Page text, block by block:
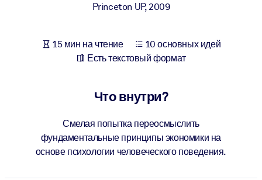
использованию бизнес-знаниями.
Используйте надежные структурированные знания для
результатов ваших ИИ-систем.
Princeton UP,2009
15 мин на чтение
10 основных идей
Есть текстовый формат
Что внутри?
Смелая попытка переосмыслить
фундаментальные принципы экономики на
основе психологии человеческого поведения.